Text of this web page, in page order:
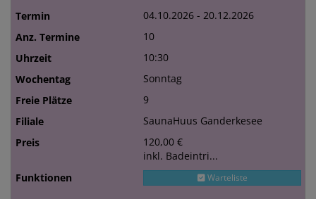
04.10.2026 - 20.12.2026
10
10:30
Sonntag
9
SaunaHuus Ganderkesee
120,00 €
inkl. Badeintri...
Warteliste